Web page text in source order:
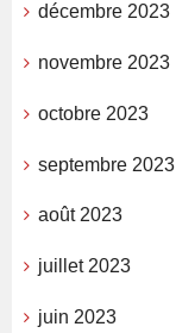
décembre 2023
novembre 2023
octobre 2023
septembre 2023
août 2023
juillet 2023
juin 2023